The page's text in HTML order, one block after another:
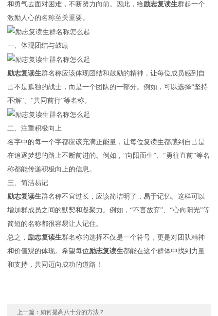
和勇气去面对困难，不断努力向前。因此，给励志复读生群起一个
激励人心的名称至关重要。
一、体现团结与鼓励
励志复读生群名称应该体现团结和鼓励的精神，让每位成员感到自
己不是孤独的战士，而是一个团队的一部分。例如，可以选择“坚持
不懈”、“共同前行”等名称。
二、注重积极向上
名字中的每一个字都应该充满正能量，让每位复读生都感到自己是
在追逐梦想的路上不断前进的。例如，“向阳而生”、“勇往直前”等名
称都能传递积极向上的信息。
三、简洁易记
励志复读生群名称不宜过长，应该简洁明了，易于记忆。这样可以
增加群成员之间的默契和凝聚力。例如，“不言放弃”、“心向阳光”等
简短的名称都很容易让人记住。
总之， 励志复读生群名称的选择不仅是一个符号，更是对团队精神
和价值观的体现。希望每位励志复读生都能在这个群体中找到力量
和支持，共同迈向成功的道路！
上一篇：如何提高八十分的方法？